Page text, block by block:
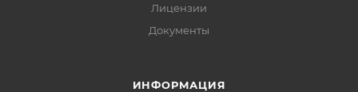
Лицензии
Документы
ИНФОРМАЦИЯ